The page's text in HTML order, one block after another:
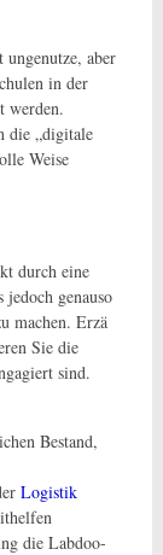
aber
in der
werden.
die „digitale
Weise
durch eine
genauso
machen. Erzä
Sie die
sind.
Bestand,
Logistik
die Labdoo-